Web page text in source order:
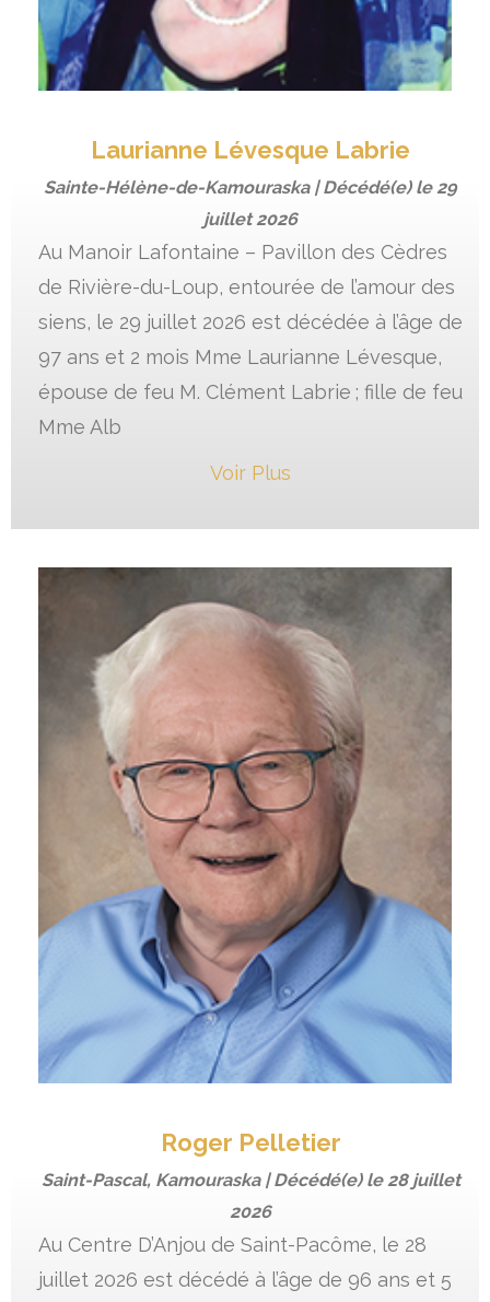
Laurianne Lévesque Labrie
Sainte-Hélène-de-Kamouraska | Décédé(e) le 29
juillet 2026
Au Manoir Lafontaine – Pavillon des Cèdres
de Rivière-du-Loup, entourée de l’amour des
siens, le 29 juillet 2026 est décédée à l’âge de
97 ans et 2 mois Mme Laurianne Lévesque,
épouse de feu M. Clément Labrie ; fille de feu
Mme Alb
Voir Plus
Roger Pelletier
Saint-Pascal, Kamouraska | Décédé(e) le28 juillet
2026
Au Centre D’Anjou de Saint-Pacôme, le 28
juillet 2026 est décédé à l’âge de 96 ans et 5